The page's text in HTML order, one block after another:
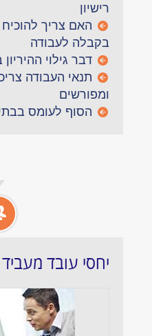
רישיון
האם צריך
בקבלה לעבודה
דבר גילוי
תנאי העבודה
ומפורשים
הסוף לעומס
יחסי עובד מעביד